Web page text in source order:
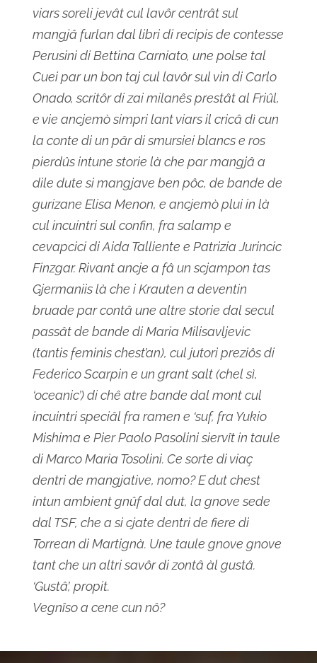
viars soreli jevât cul lavôr centrât sul
mangjâ furlan dal libri di recipis de contesse
Perusini di Bettina Carniato, une polse tal
Cuei par un bon taj cul lavôr sul vin di Carlo
Onado, scritôr di zai milanês prestât al Friûl,
e vie ancjemò simpri lant viars il cricâ dì cun
la conte di un pâr di smursiei blancs e ros
pierdûs intune storie là che par mangjâ a
dile dute si mangjave ben pôc, de bande de
gurizane Elisa Menon, e ancjemò plui in là
cul incuintri sul confin, fra salamp e
cevapcici di Aida Talliente e Patrizia Jurincic
Finzgar. Rivant ancje a fâ un scjampon tas
Gjermaniis là che i Krauten a deventin
bruade par contâ une altre storie dal secul
passât de bande di Maria Milisavljevic
(tantis feminis chest’an), cul jutori preziôs di
Federico Scarpin e un grant salt (chel sì,
‘oceanic’) di chê atre bande dal mont cul
incuintri speciâl fra ramen e ‘suf, fra Yukio
Mishima e Pier Paolo Pasolini siervît in taule
di Marco Maria Tosolini. Ce sorte di viaç
dentri de mangjative, nomo? E dut chest
intun ambient gnûf dal dut, la gnove sede
dal TSF, che a si cjate dentri de fiere di
Torrean di Martignà. Une taule gnove gnove
tant che un altri savôr di zontâ àl gustâ.
‘Gustâ’, propit.
Vegnîso a cene cun nô?